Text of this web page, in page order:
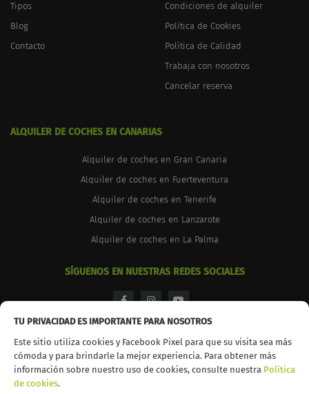
TU PRIVACIDAD ES IMPORTANTE PARA NOSOTROS
Este sitio utiliza cookies y Facebook Pixel para que su visita sea más
cómoda y para brindarle la mejor experiencia. Para obtener más
información sobre nuestro uso de cookies, consulte nuestra Política
de cookies.
Tipos
Blog
Contacto
Condiciones de alquiler
Política de Cookies
Política de Calidad
Trabaja con nosotros
Cancelar reserva
ALQUILER DE COCHES EN CANARIAS
Alquiler de coches en Gran Canaria
Alquiler de coches en Fuerteventura
Alquiler de coches en Tenerife
Alquiler de coches en Lanzarote
Alquiler de coches en La Palma
SÍGUENOS EN NUESTRAS REDES SOCIALES
facebookinstagramyoutube
© 2026 TopCar. Todos los derechos reservados